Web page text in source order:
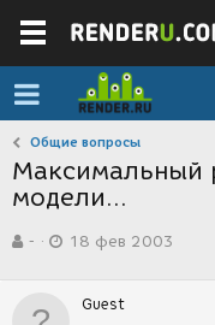
Общие вопросы
Максимальный
модели...
в
р
-
а
18 фев 2003
Guest